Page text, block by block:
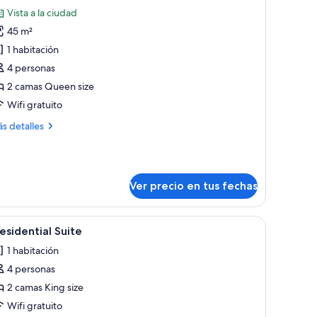
Vista a la ciudad
45 m²
1 habitación
4 personas
2 camas Queen size
Wifi gratuito
detalles
Ver precio en tus fechas
cama curva, un sofá, un área de comedor con barra y un espejo grande.
Habitación de hotel moderna con una
12 Suite
1 habitación
4 personas
2 camas King size
Wifi gratuito